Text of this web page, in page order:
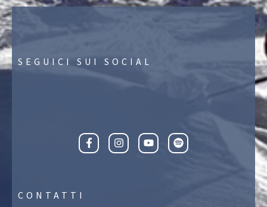
SEGUICI SUI SOCIAL
CONTATTI